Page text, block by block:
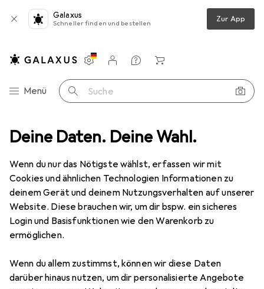
Deine Daten. Deine Wahl.
Wenn du nur das Nötigste wählst, erfassen wir mit
Cookies und ähnlichen Technologien Informationen zu
deinem Gerät und deinem Nutzungsverhalten auf unserer
Website. Diese brauchen wir, um dir bspw. ein sicheres
Login und Basisfunktionen wie den Warenkorb zu
ermöglichen.
Wenn du allem zustimmst, können wir diese Daten
darüber hinaus nutzen, um dir personalisierte Angebote
Galaxus
Schneller finden und bestellen Zur App
Navigation nach Kategorien
Menü Suche
Einstellungen
Kundenkonto
Vergleichslisten
Merklisten
Warenkorb
Up Academic 1License Core CAL UTD User CAL +Services 1Year
Microsoft MS OVS-F Enterprise CAL
All Lng SA Step Up Academic 1License
Core CAL UTD User CAL +Services
1Year
EUR
34,18